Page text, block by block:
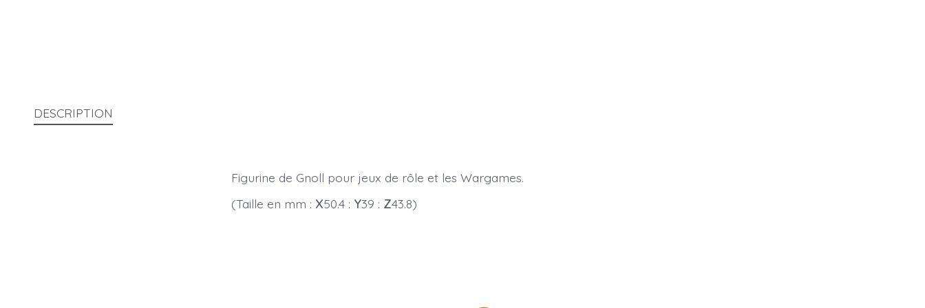
DESCRIPTION
Figurine de Gnoll pour jeux de rôle et les Wargames.
(Taille en mm : X50.4 : Y39 : Z43.8)